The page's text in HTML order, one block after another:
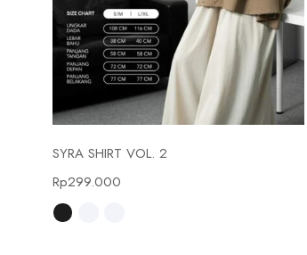
Select options
SYRA SHIRT VOL. 2
Rp299.000